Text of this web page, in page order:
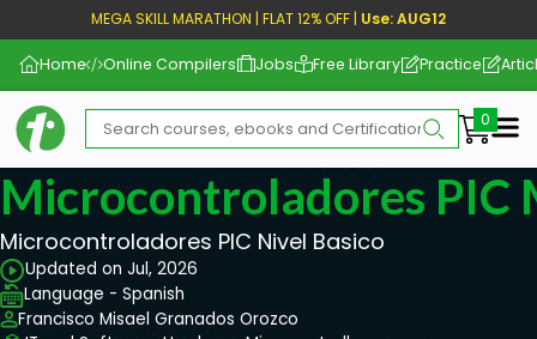
MEGA SKILL MARATHON | FLAT 12% OFF | Use: AUG12
Home Online Compilers Jobs Free Library Practice
Microcontroladores PIC
Microcontroladores PIC Nivel Basico
Updated on Jul, 2026
Language - Spanish
Francisco Misael Granados Orozco